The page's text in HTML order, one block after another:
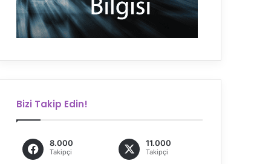
Bizi Takip Edin!
8.000
Takipçi
11.000
Takipçi